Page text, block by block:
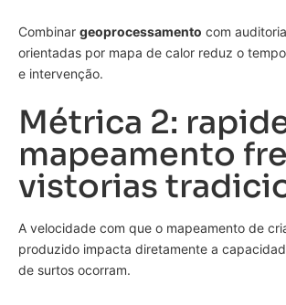
Combinar geoprocessamento com
orientadas por mapa de calor reduz o
e intervenção.
Métrica 2:
mapeamento
vistorias
A velocidade com que o mapeamento de
produzido impacta diretamente a
de surtos ocorram.